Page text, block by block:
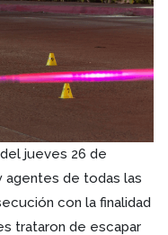
jueves 26 de
de todas las
con la finalidad
trataron de escapar